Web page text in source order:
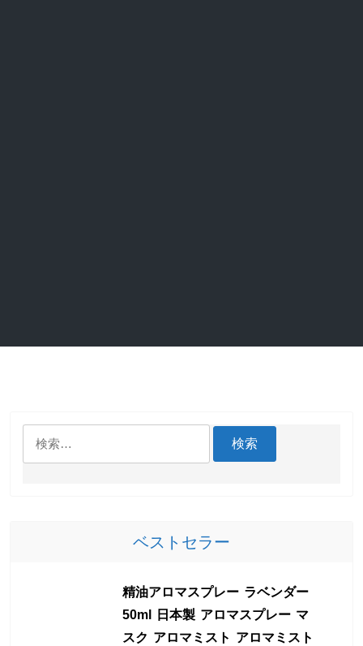
ベストセラー
精油アロマスプレー ラベンダー
50ml 日本製 アロマスプレー マ
スク アロマミスト アロマミスト